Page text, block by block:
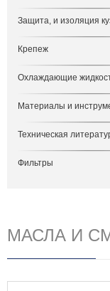
Защита, и изоляция
Крепеж
Охлаждающие
Материалы и
Техническая
Фильтры
МАСЛА И